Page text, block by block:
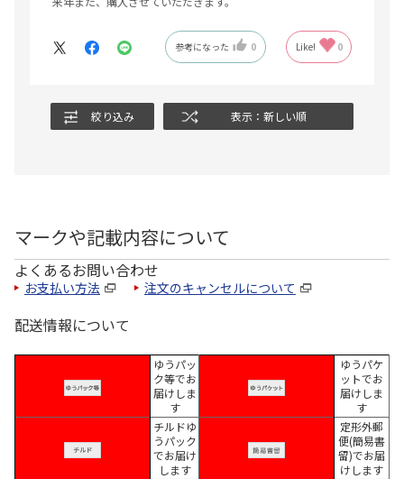
参考になった 0 Like! 0
絞り込み 表示：新しい順
マークや記載内容について
よくあるお問い合わせ
お支払い方法 注文のキャンセルについて
配送情報について
ゆうパッ
ク等でお
届けしま
す
ゆうパケ
ットでお
届けしま
す
チルドゆ
うパック
でお届け
します
定形外郵
便(簡易書
留)でお届
けします